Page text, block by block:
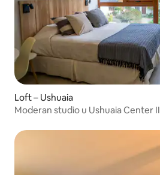
Loft – Ushuaia
Moderan studio u Ushuaia Center II